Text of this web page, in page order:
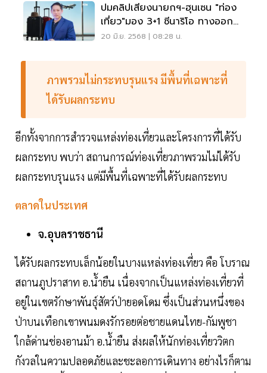
ปมคลิปเสียงนายกฯ-ฮุนเซน "ท่อง
เที่ยว"มอง 3+1 ซีนาริโอ ทางออก
ประเทศไทย
20 มิ.ย. 2568 | 08:28 น.
ภาพรวมไม่กระทบรุนแรง มีพื้นที่เฉพาะที่
ได้รับผลกระทบ
อีกทั้งจากการสำรวจแหล่งท่องเที่ยวและโครงการที่ได้รับ
ผลกระทบ พบว่า สถานการณ์ท่องเที่ยวภาพรวมไม่ได้รับ
ผลกระทบรุนแรง แต่มีพื้นที่เฉพาะที่ได้รับผลกระทบ
ตลาดในประเทศ
จ.อุบลราชธานี
ได้รับผลกระทบเล็กน้อยในบางแหล่งท่องเที่ยว คือ โบราณ
สถานภูปราสาท อ.น้ำยืน เนื่องจากเป็นแหล่งท่องเที่ยวที่
อยู่ในเขตรักษาพันธุ์สัตว์ป่ายอดโดม ซึ่งเป็นส่วนหนึ่งของ
ป่าบนเทือกเขาพนมดงรักรอยต่อชายแดนไทย-กัมพูชา
ใกล้ด่านช่องอานม้า อ.น้ำยืน ส่งผลให้นักท่องเที่ยววิตก
กังวลในความปลอดภัยและชะลอการเดินทาง อย่างไรก็ตาม